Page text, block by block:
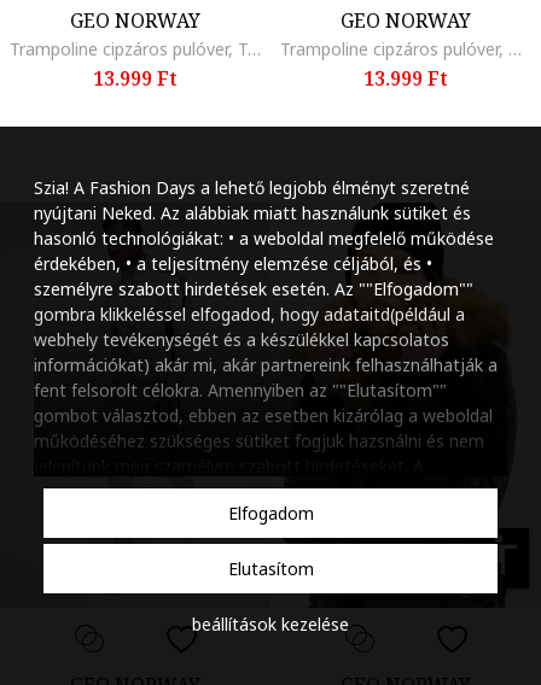
Szia! A Fashion Days a lehető legjobb élményt szeretné
nyújtani Neked. Az alábbiak miatt használunk sütiket és
hasonló technológiákat: • a weboldal megfelelő működése
érdekében, • a teljesítmény elemzése céljából, és •
személyre szabott hirdetések esetén. Az ""Elfogadom""
gombra klikkeléssel elfogadod, hogy adataitd(például a
webhely tevékenységét és a készülékkel kapcsolatos
információkat) akár mi, akár partnereink felhasználhatják a
fent felsorolt célokra. Amennyiben az ""Elutasítom""
gombot választod, ebben az esetben kizárólag a weboldal
működéséhez szükséges sütiket fogjuk hazsnálni és nem
beállításaidat bármikor módosíthatod, a ""Beállítások
kezelése"" gombra kattintva. Tudj meg többet
szabályzatunkról.
Elfogadom
Elutasítom
beállítások kezelése
GEO NORWAY
Trampoline cipzáros pulóver, Tengerészkék
13.999 Ft
GEO NORWAY
Trampoline cipzáros pulóver, Melange sötétzöld
13.999 Ft
accessibility
Szöveg méretének
Szóköz növelése
Szóköz csökkentése
Sortávolság
Sortávolság
Színek invertálása
Szürke
Nagy kurzor
Animációk letiltása